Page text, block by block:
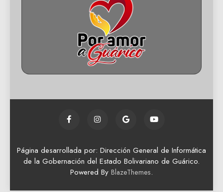
Página desarrollada por: Dirección General de Informática
de la Gobernación del Estado Bolivariano de Guárico.
Powered By BlazeThemes.